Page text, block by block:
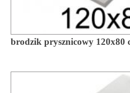
brodzik prysznicowy 120x80